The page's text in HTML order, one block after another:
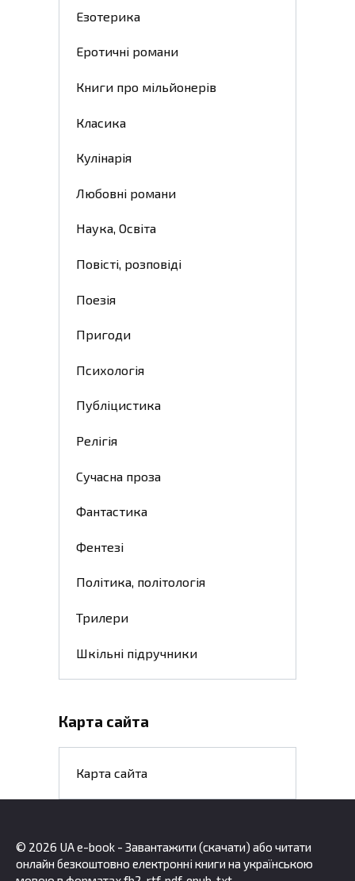
Езотерика
Еротичні романи
Книги про мільйонерів
Класика
Кулінарія
Любовні романи
Наука, Освіта
Повісті, розповіді
Поезія
Пригоди
Психологія
Публіцистика
Релігія
Сучасна проза
Фантастика
Фентезі
Політика, політологія
Трилери
Шкільні підручники
Карта сайта
Карта сайта
© 2026 UA e-book - Завантажити (скачати) або читати
онлайн безкоштовно електронні книги на українською